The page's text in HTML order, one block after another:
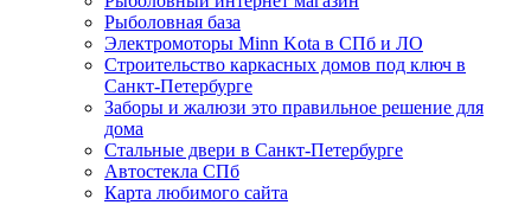
Рыболовная база
Электромоторы Minn Kota в СПб и ЛО
Строительство каркасных домов под ключ в
Санкт-Петербурге
Заборы и жалюзи это правильное решение для
дома
Стальные двери в Санкт-Петербурге
Автостекла СПб
Карта любимого сайта